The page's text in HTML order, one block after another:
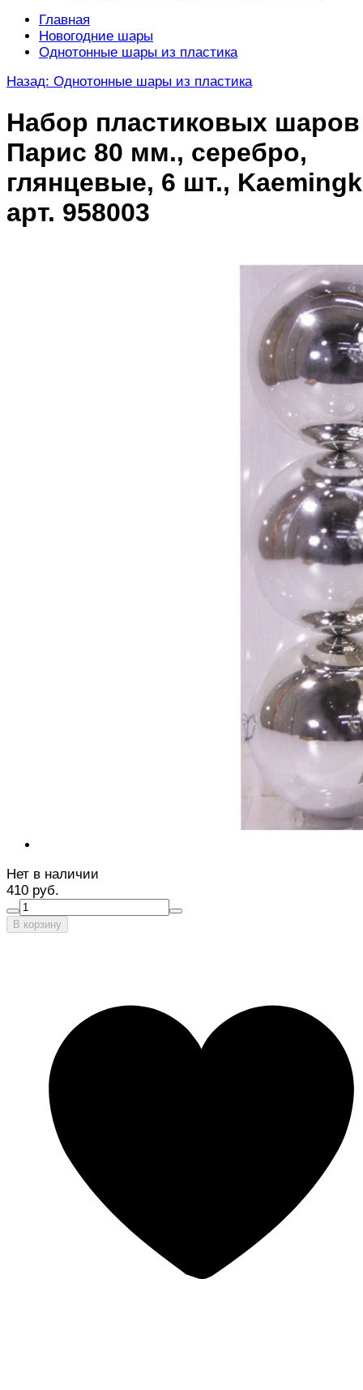
Главная
Новогодние шары
Однотонные шары из пластика
Назад: Однотонные шары из пластика
Набор пластиковых шаров
Парис 80 мм., серебро,
глянцевые, 6 шт.,
арт. 958003
Нет в наличии
410 руб.
В корзину